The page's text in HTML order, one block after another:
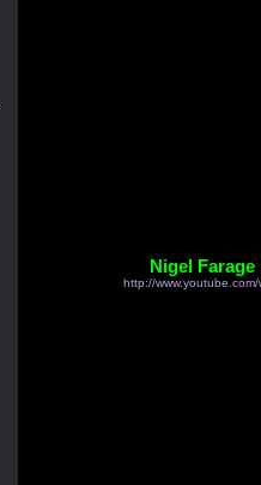
Nigel
http://